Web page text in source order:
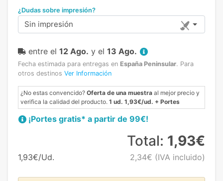
¿Dudas sobre impresión?
Sin impresión
entre el 12 Ago. y el 13 Ago.
Fecha estimada para entregas en España Peninsular. Para
otros destinos Ver Información
¿No estas convencido? Oferta de una muestra al mejor precio y
verifica la calidad del producto. 1 ud. 1,93€/ud. + Portes
¡Portes gratis* a partir de 99€!
1,93€/Ud.
Total: 1,93€
2,34€ (IVA incluido)